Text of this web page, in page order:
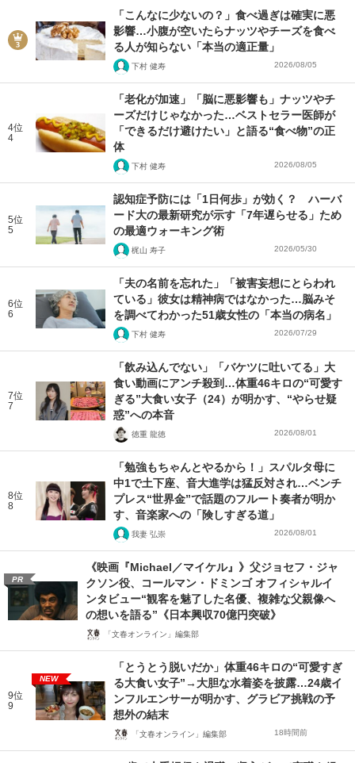
「こんなに少ないの？」食べ過ぎは確実に悪
影響…小腹が空いたらナッツやチーズを食べ
る人が知らない「本当の適正量」
下村 健寿 2026/08/05
4位
4
「老化が加速」「脳に悪影響も」ナッツやチ
ーズだけじゃなかった…ベストセラー医師が
「できるだけ避けたい」と語る“食べ物”の正
体
下村 健寿 2026/08/05
5位
5
認知症予防には「1日何歩」が効く？ ハーバ
ード大の最新研究が示す「7年遅らせる」ため
の最適ウォーキング術
梶山 寿子 2026/05/30
6位
6
「夫の名前を忘れた」「被害妄想にとらわれ
ている」彼女は精神病ではなかった…脳みそ
を調べてわかった51歳女性の「本当の病名」
下村 健寿 2026/07/29
7位
7
「飲み込んでない」「バケツに吐いてる」大
食い動画にアンチ殺到…体重46キロの“可愛す
ぎる”大食い女子（24）が明かす、“やらせ疑
惑”への本音
徳重 龍徳 2026/08/01
8位
8
「勉強もちゃんとやるから！」スパルタ母に
中1で土下座、音大進学は猛反対され…ベンチ
プレス“世界金”で話題のフルート奏者が明か
す、音楽家への「険しすぎる道」
我妻 弘崇 2026/08/01
PR
《映画『Michael／マイケル』》父ジョセフ・ジャ
クソン役、コールマン・ドミンゴ オフィシャルイ
ンタビュー“観客を魅了した名優、複雑な父親像へ
の想いを語る”《日本興収70億円突破》
「文春オンライン」編集部
9位
9
NEW
「とうとう脱いだか」体重46キロの“可愛すぎ
る大食い女子”→大胆な水着姿を披露…24歳イ
ンフルエンサーが明かす、グラビア挑戦の予
想外の結末
「文春オンライン」編集部 18時間前